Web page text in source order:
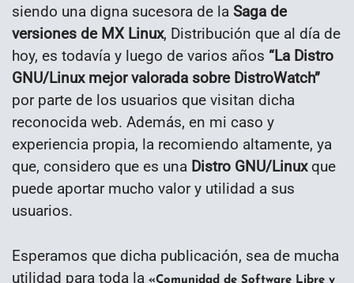
siendo una digna sucesora de la Saga de
versiones de MX Linux, Distribución que al día de
hoy, es todavía y luego de varios años “La Distro
GNU/Linux mejor valorada sobre DistroWatch”
por parte de los usuarios que visitan dicha
reconocida web. Además, en mi caso y
experiencia propia, la recomiendo altamente, ya
que, considero que es una Distro GNU/Linuxque
puede aportar mucho valor y utilidad a sus
usuarios.
Esperamos que dicha publicación, sea de mucha
utilidad para toda la «Comunidad de Software Libre y